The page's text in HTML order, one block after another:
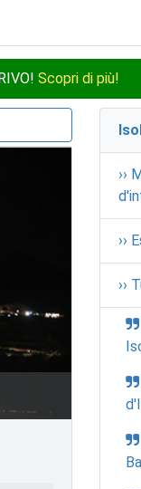
Scopri di più!
››
››
››